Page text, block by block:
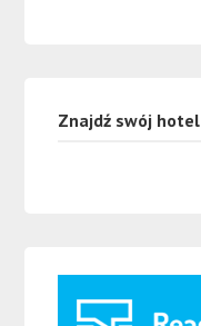
Znajdź swój hotel